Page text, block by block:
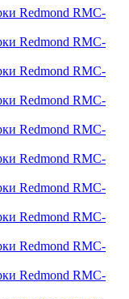
Redmond RMC-
Redmond RMC-
Redmond RMC-
Redmond RMC-
Redmond RMC-
Redmond RMC-
Redmond RMC-
Redmond RMC-
Redmond RMC-
Redmond RMC-